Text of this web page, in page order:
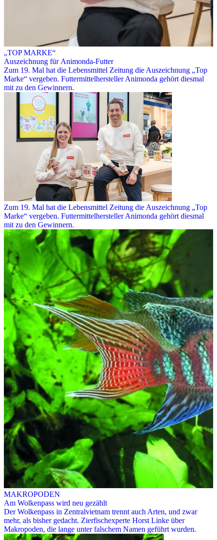
„TOP MARKE“
Auszeichnung für Animonda-Futter
Zum 19. Mal hat die Lebensmittel Zeitung die Auszeichnung „Top
Marke“ vergeben. Futtermittelhersteller Animonda gehört diesmal
mit zu den Gewinnern.
Zum 19. Mal hat die Lebensmittel Zeitung die Auszeichnung „Top
Marke“ vergeben. Futtermittelhersteller Animonda gehört diesmal
mit zu den Gewinnern.
MAKROPODEN
Am Wolkenpass wird neu gezählt
Der Wolkenpass in Zentralvietnam trennt auch Arten, und zwar
mehr, als bisher gedacht. Zierfischexperte Horst Linke über
Makropoden, die lange unter falschem Namen geführt wurden.